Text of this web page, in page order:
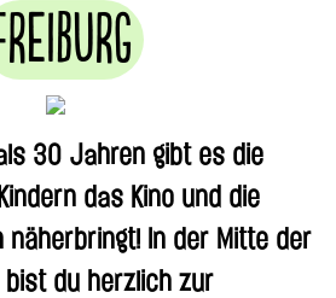
30 Jahren gibt es die
das Kino und die
näherbringt! In der Mitte der
du herzlich zur